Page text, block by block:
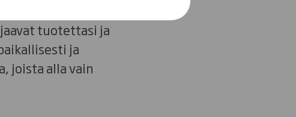
tuotettasi ja
ja
joista alla vain